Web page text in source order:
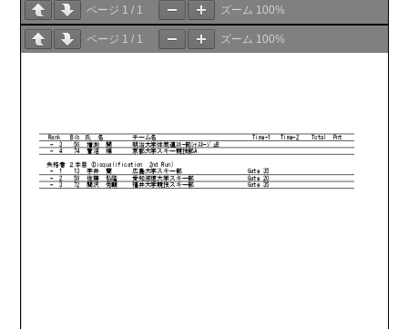
ページ 1 / 1 ズーム 100%
ページ 1 / 1 ズーム 100%